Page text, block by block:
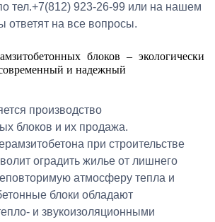
тел.+7(812) 923-26-99 или на нашем
ответят на все вопросы.
блоков – экологически
и надежный
производство
блоков и их продажа.
при строительстве
оградить жилье от лишнего
атмосферу тепла и
блоки обладают
и звукоизоляционными